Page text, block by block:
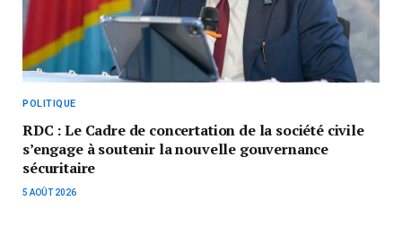
POLITIQUE
RDC : Le Cadre de concertation de la société civile
s’engage à soutenir la nouvelle gouvernance
sécuritaire
5 AOÛT 2026